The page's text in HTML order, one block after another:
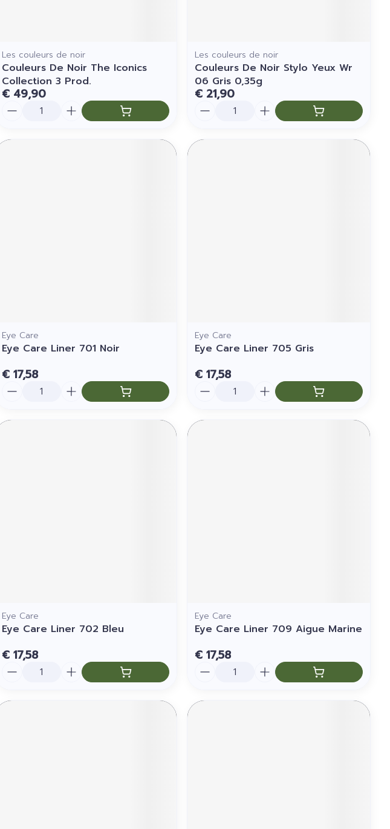
Les couleurs de noir
Couleurs De Noir The Iconics
Collection 3 Prod.
€ 49,90
Les couleurs de noir
Couleurs De Noir Stylo Yeux Wr
06 Gris 0,35g
€ 21,90
Eye Care
Eye Care Liner 701 Noir
€ 17,58
Eye Care
Eye Care Liner 705 Gris
€ 17,58
Eye Care
Eye Care Liner 702 Bleu
€ 17,58
Eye Care
Eye Care Liner 709 Aigue Marine
€ 17,58